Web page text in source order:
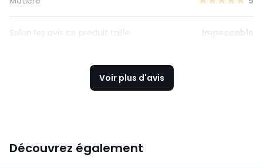
Selon les avis ce produit taille Impeccable
Voir plus d'avis
Découvrez également